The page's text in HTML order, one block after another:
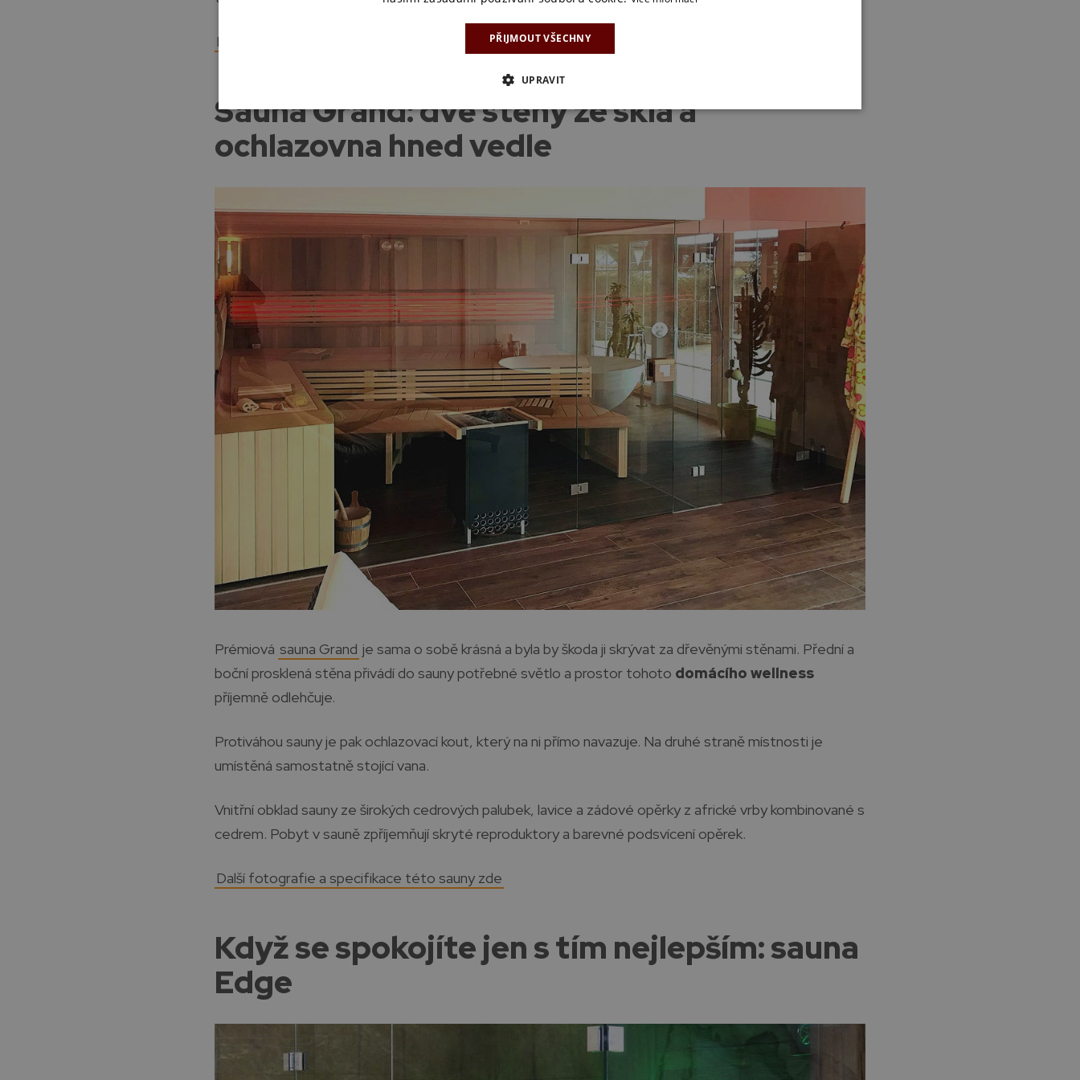
Podrobnosti o realizaci této sauny zde
Sauna Grand: dvě stěny ze skla a
ochlazovna hned vedle
Prémiová sauna Grand je sama o sobě krásná a byla by škoda ji skrývat za dřevěnými stěnami. Přední a
boční prosklená stěna přivádí do sauny potřebné světlo a prostor tohoto domácího wellness
příjemně odlehčuje.
Protiváhou sauny je pak ochlazovací kout, který na ni přímo navazuje. Na druhé straně místnosti je
umístěná samostatně stojící vana.
Vnitřní obklad sauny ze širokých cedrových palubek, lavice a zádové opěrky z africké vrby kombinované s
cedrem. Pobyt v sauně zpříjemňují skryté reproduktory a barevné podsvícení opěrek.
Další fotografie a specifikace této sauny zde
Když se spokojíte jen s tím nejlepším: sauna
Edge
PŘIJMOUT VŠECHNY
UPRAVIT